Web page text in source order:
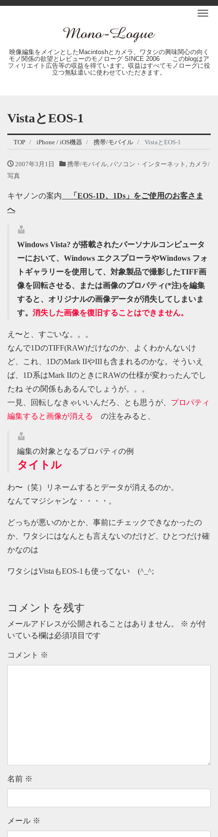
映像編集をメインとしたMacintoshとカメラ、ワタシの興味関心の向く
モノ関係の欲望とレビューのモノローグ SINCE 2006 このblogはア
フィリエイト広告等の収益を得ています。収益はすべてモノローグに役
立つ無駄遣いに使わせていただきます。
VistaとEOS-1
TOP iPhone / iOS機器 携帯/モバイル VistaとEOS-1
2007年3月1日 携帯/モバイル, パソコン・インターネット , カメラ/
写真
キヤノンの案内 「EOS-1D、1Ds」をご使用のお客さま
へ
Windows Vista? が搭載されたパーソナルコンピュータ
ーにおいて、Windows エクスプローラやWindows フォ
トギャラリーを使用して、対象製品で撮影したTIFF画
像を回転させる、または画像のプロパティ(*注)を編集
すると、オリジナルの画像データが消失してしまいま
す。 消失した画像を復旧することはできません。
え〜と、すごいな。。。
なんで1DのTIFF(RAW)だけなのか、よくわかんないけ
ど、これ、1DのMark IIやIIIも含まれるのかな。そういえ
ば、1D系はMark IIのときにRAWの仕様が変わったんでし
たね その関係もあるんでしょうが。。。
一見、回転しなきゃいいんだろ、とも思うが、 プロパティ
編集すると画像が消える
の注をみると、
編集の対象となるプロパティの例
タイトル
わ〜（笑）リネームするとデータが消えるのか。
なんてマジシャンな・・・・。
どっちが悪いのかとか、事前にチェックできなかったの
か、ワタシにはなんとも言えないのだけど、ひとつだけ確
かなのは
ワタシはVistaもEOS-1も使ってない (^_^;
コメントを残す
メールアドレスが公開されることはありません。 ※ が付
いている欄は必須項目です
コメント ※
名前 ※
メール ※